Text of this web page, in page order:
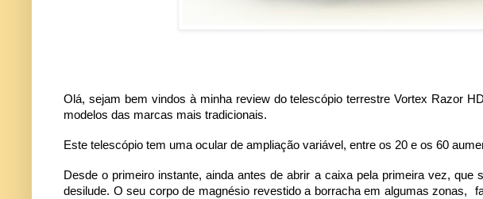
Olá, sejam bem vindos à minha review do telescópio terrestre Vortex Razor
modelos das marcas mais tradicionais.
Este telescópio tem uma ocular de ampliação variável, entre os 20 e os 60
Desde o primeiro instante, ainda antes de abrir a caixa pela primeira vez,
desilude. O seu corpo de magnésio revestido a borracha em algumas zonas,